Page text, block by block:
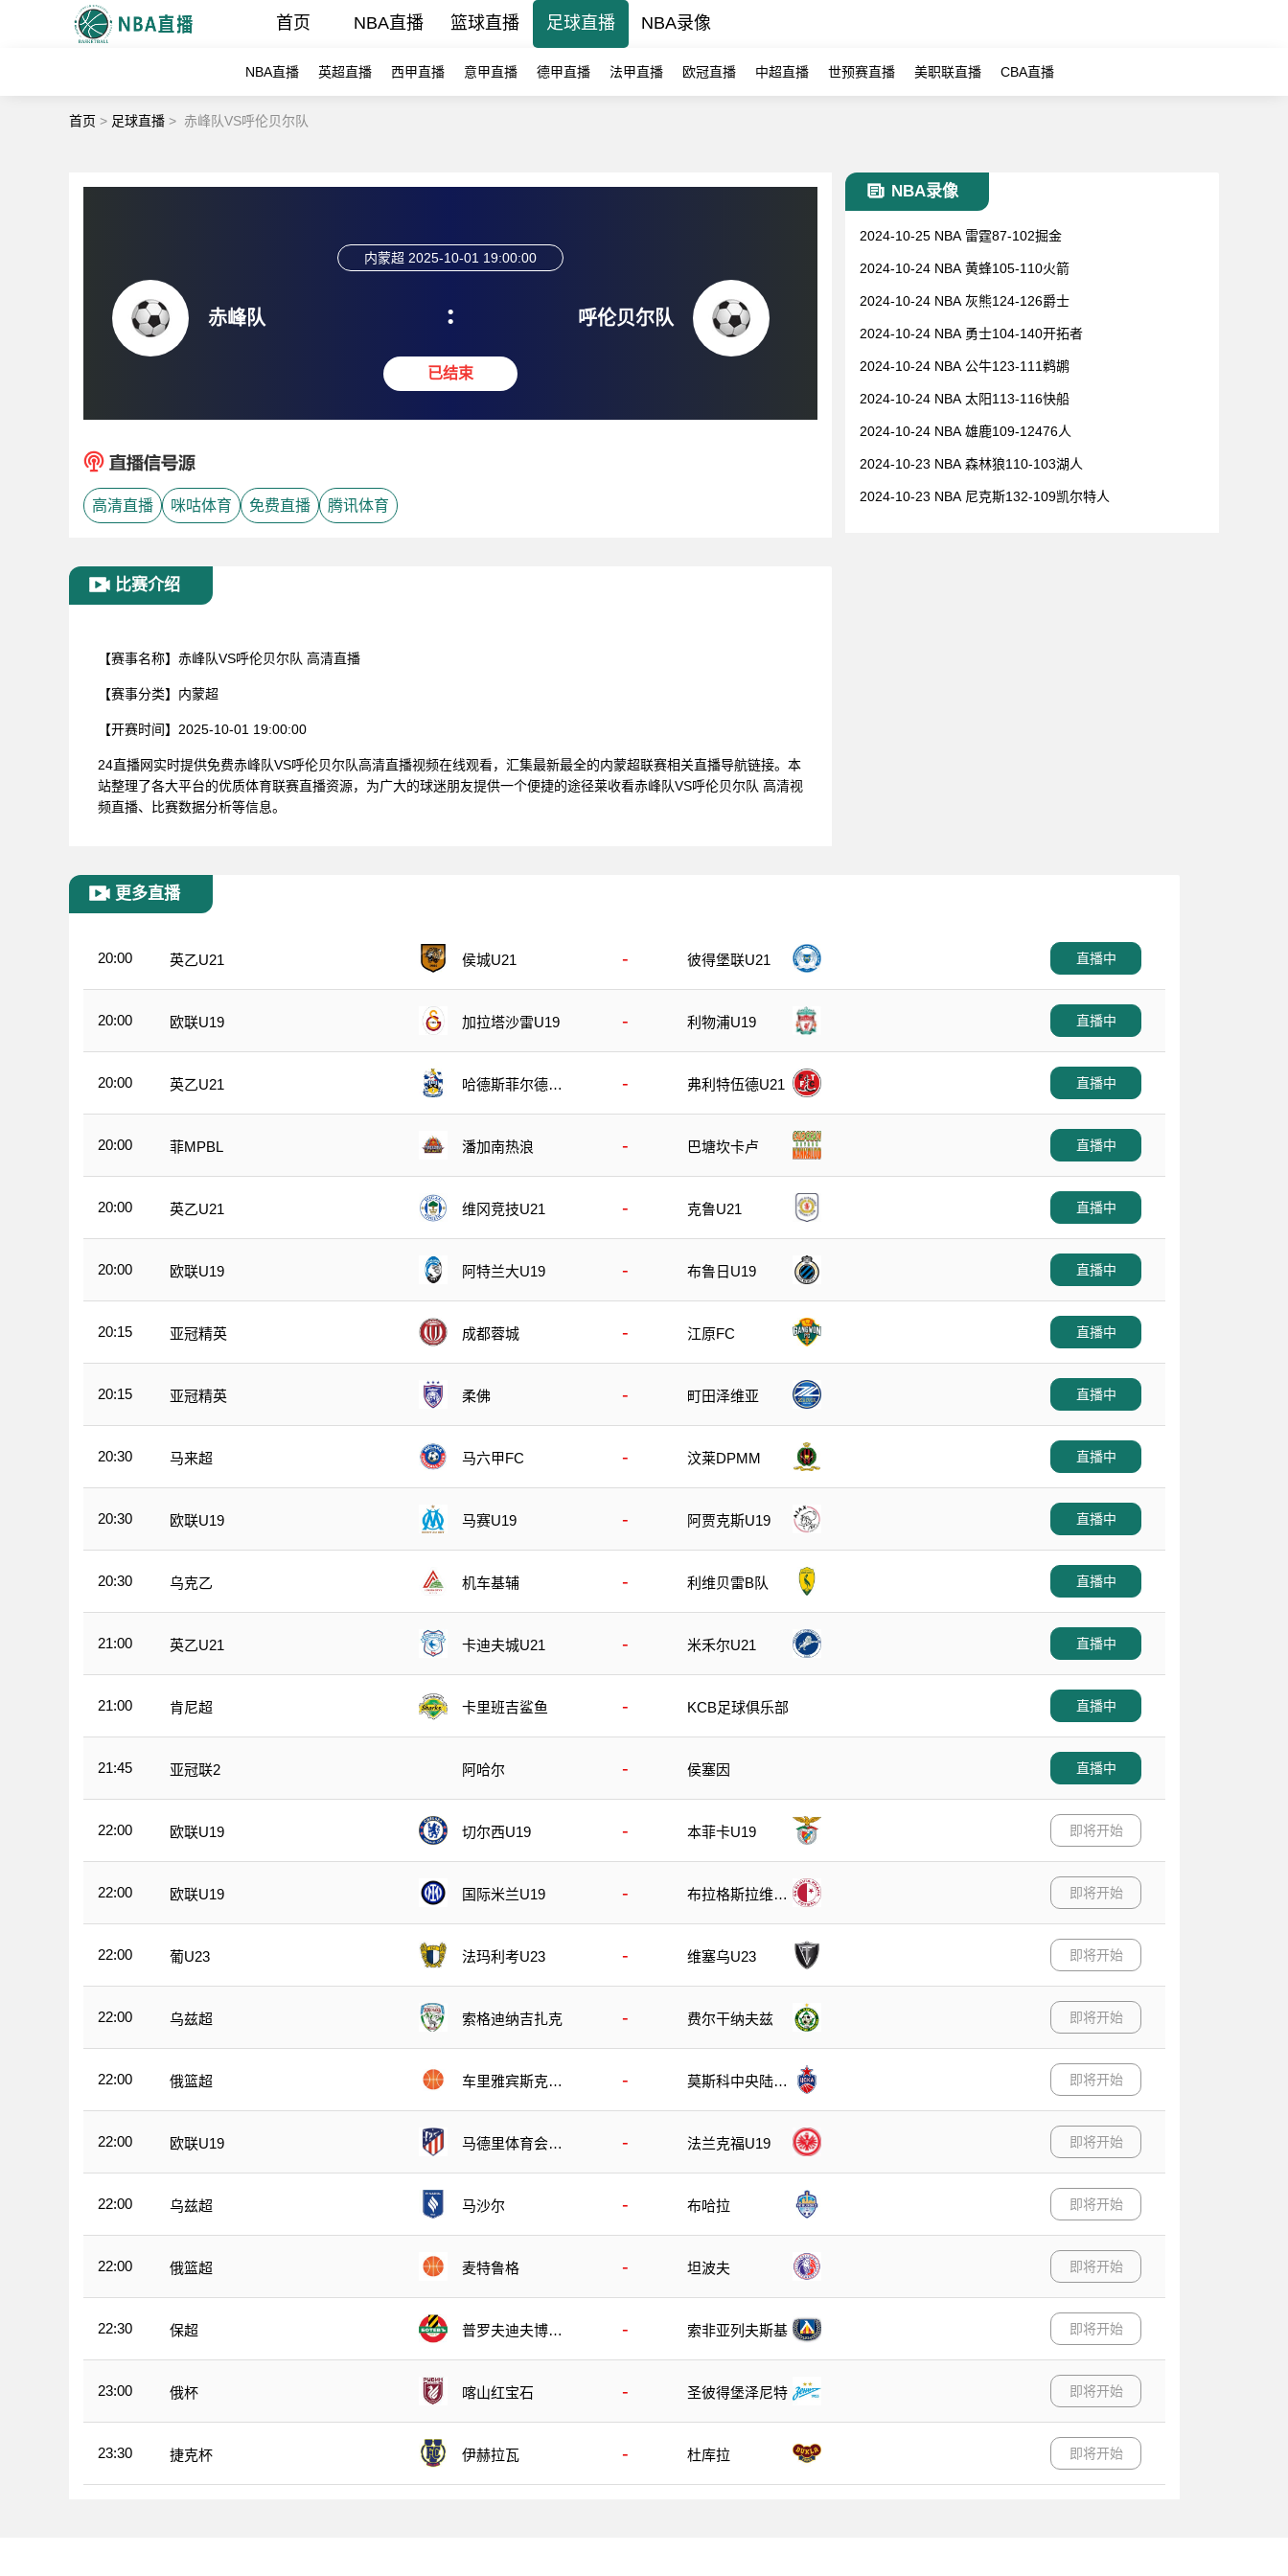
首页 NBA直播 篮球直播 足球直播 NBA录像
NBA直播 英超直播 西甲直播 意甲直播 德甲直播 法甲直播 欧冠直播 中超直播 世预赛直播 美职联直播 CBA直播
首页 > 足球直播 > 赤峰队VS呼伦贝尔队
赤峰队
内蒙超 2025-10-01 19:00:00
:
已结束
呼伦贝尔队
高清直播 咪咕体育 免费直播 腾讯体育
比赛介绍
【赛事名称】 赤峰队VS呼伦贝尔队 高清直播
【赛事分类】 内蒙超
【开赛时间】 2025-10-01 19:00:00
24直播网实时提供免费赤峰队VS呼伦贝尔队高清直播视频在线观看，汇集最新最全的内蒙超联赛相关直播导航链接。本
站整理了各大平台的优质体育联赛直播资源，为广大的球迷朋友提供一个便捷的途径莱收看赤峰队VS呼伦贝尔队 高清视
频直播、比赛数据分析等信息。
NBA录像
2024-10-25 NBA 雷霆87-102掘金
2024-10-24 NBA 黄蜂105-110火箭
2024-10-24 NBA 灰熊124-126爵士
2024-10-24 NBA 勇士104-140开拓者
2024-10-24 NBA 公牛123-111鹈鹕
2024-10-24 NBA 太阳113-116快船
2024-10-24 NBA 雄鹿109-12476人
2024-10-23 NBA 森林狼110-103湖人
2024-10-23 NBA 尼克斯132-109凯尔特人
更多直播
20:00 英乙U21 侯城U21 - 彼得堡联U21 直播中
20:00 欧联U19 加拉塔沙雷U19 - 利物浦U19 直播中
20:00 英乙U21
哈德斯菲尔德U
- 弗利特伍德U21 直播中
20:00 菲MPBL 潘加南热浪 - 巴塘坎卡卢 直播中
20:00 英乙U21 维冈竞技U21 - 克鲁U21 直播中
20:00 欧联U19 阿特兰大U19 - 布鲁日U19 直播中
20:15 亚冠精英 成都蓉城 - 江原FC 直播中
20:15 亚冠精英 柔佛 - 町田泽维亚 直播中
20:30 马来超 马六甲FC - 汶莱DPMM 直播中
20:30 欧联U19 马赛U19 - 阿贾克斯U19 直播中
20:30 乌克乙 机车基辅 - 利维贝雷B队 直播中
21:00 英乙U21 卡迪夫城U21 - 米禾尔U21 直播中
21:00 肯尼超 卡里班吉鲨鱼 - KCB足球俱乐部 直播中
21:45 亚冠联2 阿哈尔 - 侯塞因 直播中
22:00 欧联U19 切尔西U19 - 本菲卡U19 即将开始
22:00 欧联U19 国际米兰U19 -
布拉格斯拉维亚
即将开始
22:00 葡U23 法玛利考U23 - 维塞乌U23 即将开始
22:00 乌兹超 索格迪纳吉扎克 - 费尔干纳夫兹 即将开始
22:00 俄篮超
车里雅宾斯克奥
-
莫斯科中央陆军
即将开始
22:00 欧联U19
马德里体育会U
- 法兰克福U19 即将开始
22:00 乌兹超 马沙尔 - 布哈拉 即将开始
22:00 俄篮超 麦特鲁格 - 坦波夫 即将开始
22:30 保超
普罗夫迪夫博特
- 索非亚列夫斯基 即将开始
23:00 俄杯 喀山红宝石 - 圣彼得堡泽尼特 即将开始
23:30 捷克杯 伊赫拉瓦 - 杜库拉 即将开始